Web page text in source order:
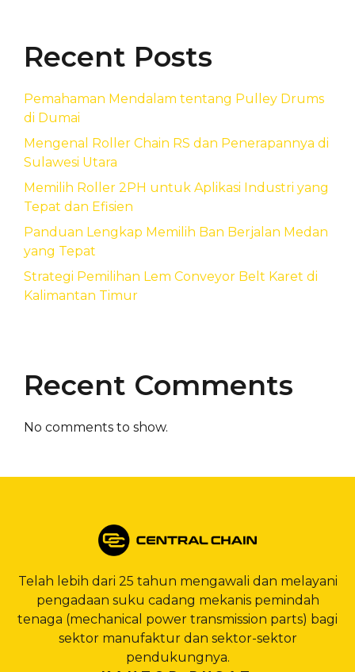
Recent Posts
Pemahaman Mendalam tentang Pulley Drums
di Dumai
Mengenal Roller Chain RS dan Penerapannya di
Sulawesi Utara
Memilih Roller 2PH untuk Aplikasi Industri yang
Tepat dan Efisien
Panduan Lengkap Memilih Ban Berjalan Medan
yang Tepat
Strategi Pemilihan Lem Conveyor Belt Karet di
Kalimantan Timur
Recent Comments
No comments to show.
Telah lebih dari 25 tahun mengawali dan melayani
pengadaan suku cadang mekanis pemindah
tenaga (mechanical power transmission parts) bagi
sektor manufaktur dan sektor-sektor
pendukungnya.